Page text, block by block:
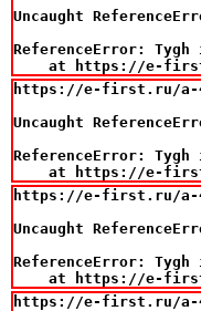
Uncaught
ReferenceError:
at https://e-
https://e-first.ru/a-
Uncaught
ReferenceError:
at https://e-
https://e-first.ru/a-
Uncaught
ReferenceError:
at https://e-
https://e-first.ru/a-